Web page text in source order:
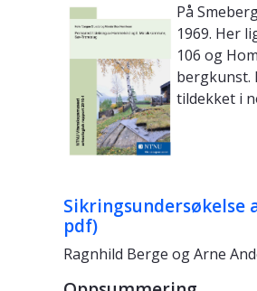
På
1969. Her
106 og
bergkunst.
tildekket i
Sikringsundersøkelse
pdf)
Ragnhild Berge og Arne